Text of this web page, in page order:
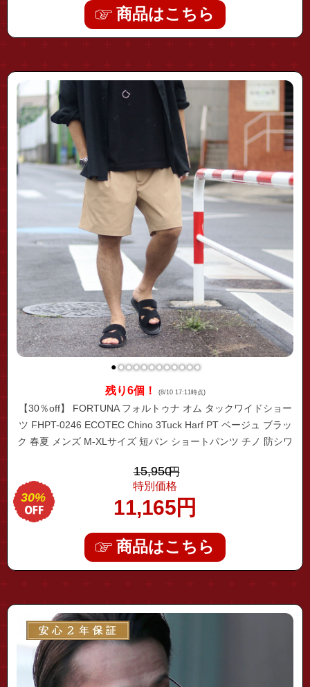
商品はこちら
"fhpt-0246"
●●●●●●●●●●●●
残り6個！ (8/10 17:11時点)
【30％off】 FORTUNA フォルトゥナ オム タックワイドショー
ツ FHPT-0246 ECOTEC Chino 3Tuck Harf PT ベージュ ブラッ
ク 春夏 メンズ M-XLサイズ 短パン ショートパンツ チノ 防シワ
ック ワイドショーツ 大人
15,950円
特別価格
11,165円
30%
商品はこちら
"ov5184s-143639"